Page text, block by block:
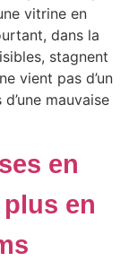
vitrine en
dans la
stagnent
vient pas d’un
mauvaise
en
plus en